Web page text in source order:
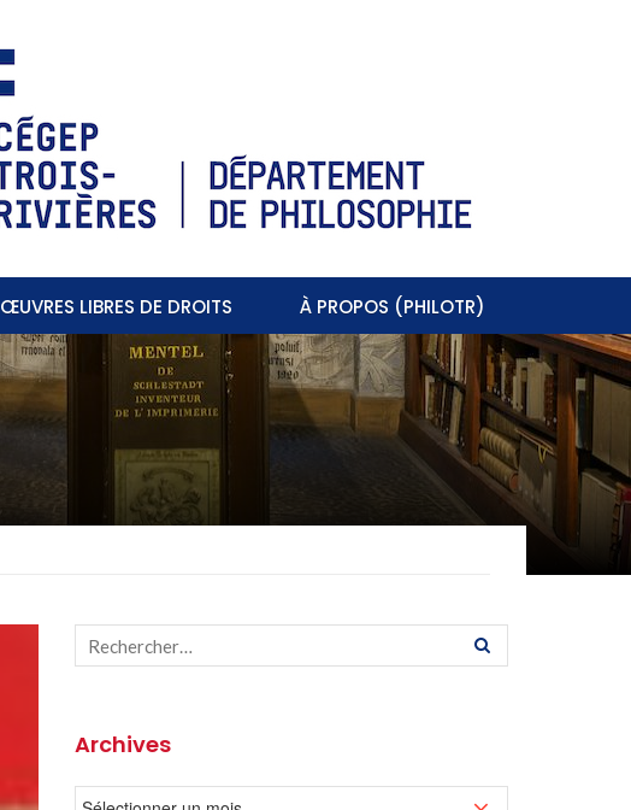
ŒUVRES LIBRES DE DROITS À PROPOS (PHILOTR)
Archives